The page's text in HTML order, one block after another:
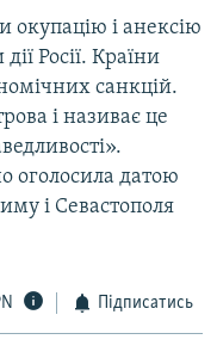
окупацію і анексію
Росії. Країни
санкцій.
і називає це
оголосила датою
і Севастополя
Підписатись